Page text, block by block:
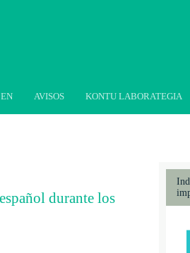
AVISOS KONTU LABORATEGIA
durante los